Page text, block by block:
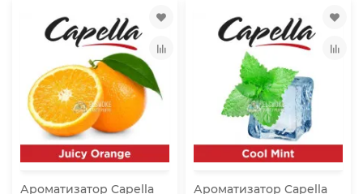
Ароматизатор Capella
Ароматизатор Capella